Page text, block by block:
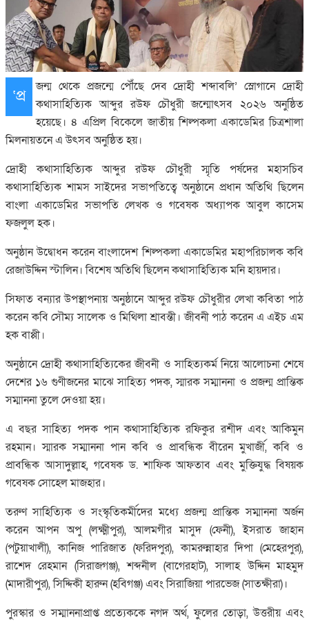
‘প্র
জন্ম থেকে প্রজন্মে পৌঁছে দেব দ্রোহী শব্দাবলি’ স্লোগানে দ্রোহী
কথাসাহিত্যিক আব্দুর রউফ চৌধুরী জন্মোৎসব ২০২৬ অনুষ্ঠিত
হয়েছে। ৪ এপ্রিল বিকেলে জাতীয় শিল্পকলা একাডেমির চিত্রশালা
মিলনায়তনে এ উৎসব অনুষ্ঠিত হয়।
দ্রোহী কথাসাহিত্যিক আব্দুর রউফ চৌধুরী স্মৃতি পর্ষদের মহাসচিব
কথাসাহিত্যিক শামস সাইদের সভাপতিত্বে অনুষ্ঠানে প্রধান অতিথি ছিলেন
বাংলা একাডেমির সভাপতি লেখক ও গবেষক অধ্যাপক আবুল কাসেম
ফজলুল হক।
অনুষ্ঠান উদ্বোধন করেন বাংলাদেশ শিল্পকলা একাডেমির মহাপরিচালক কবি
রেজাউদ্দিন স্টালিন। বিশেষ অতিথি ছিলেন কথাসাহিত্যিক মনি হায়দার।
সিফাত বন্যার উপস্থাপনায় অনুষ্ঠানে আব্দুর রউফ চৌধুরীর লেখা কবিতা পাঠ
করেন কবি সৌম্য সালেক ও মিথিলা শ্রাবন্তী। জীবনী পাঠ করেন এ এইচ এম
হক বাপ্পী।
অনুষ্ঠানে দ্রোহী কথাসাহিত্যিকের জীবনী ও সাহিত্যকর্ম নিয়ে আলোচনা শেষে
দেশের ১৬ গুণীজনের মাঝে সাহিত্য পদক, স্মারক সম্মাননা ও প্রজন্ম প্রান্তিক
সম্মাননা তুলে দেওয়া হয়।
এ বছর সাহিত্য পদক পান কথাসাহিত্যিক রফিকুর রশীদ এবং আকিমুন
রহমান। স্মারক সম্মাননা পান কবি ও প্রাবন্ধিক বীরেন মুখার্জী, কবি ও
প্রাবন্ধিক আসাদুল্লাহ, গবেষক ড. শাফিক আফতাব এবং মুক্তিযুদ্ধ বিষয়ক
গবেষক সোহেল মাজহার।
তরুণ সাহিত্যিক ও সংস্কৃতিকর্মীদের মধ্যে প্রজন্ম প্রান্তিক সম্মাননা অর্জন
করেন আপন অপু (লক্ষ্মীপুর), আলমগীর মাসুদ (ফেনী), ইসরাত জাহান
(পটুয়াখালী), কানিজ পারিজাত (ফরিদপুর), কামরুন্নাহার দিপা (মেহেরপুর),
রাশেদ রেহমান (সিরাজগঞ্জ), শব্দনীল (বাগেরহাট), সালাহ উদ্দিন মাহমুদ
(মাদারীপুর), সিদ্দিকী হারুন (হবিগঞ্জ) এবং সিরাজিয়া পারভেজ (সাতক্ষীরা)।
পুরস্কার ও সম্মাননাপ্রাপ্ত প্রত্যেককে নগদ অর্থ, ফুলের তোড়া, উত্তরীয় এবং